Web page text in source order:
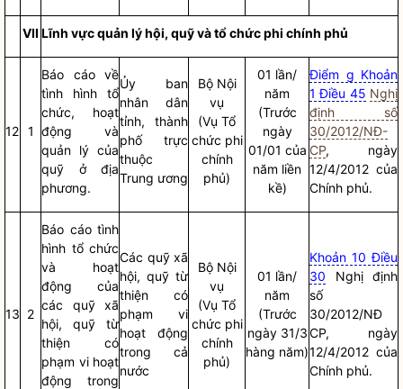
VII Lĩnh vực quản lý hội, quỹ và tổ chức phi chính phủ
12 1
Báo cáovề
tình hình tổ
chức, hoạt
động và
quản lý của
quỹ ở địa
phương.
Ủy ban
nhân dân
tỉnh, thành
phố trực
thuộc
Trung ương
Bộ Nội
vụ
(Vụ Tổ
chức phi
chính
phủ)
01 lần/
năm
(Trước
ngày
01/01 của
năm liền
kề)
Điểm g Khoản
1 Điều 45 Nghị
định số
30/2012/NĐ-
CP, ngày
12/4/2012 của
Chính phủ.
13 2
Báo cáotình
hình tổ chức
và hoạt
động của
các quỹ xã
hội, quỹ từ
thiện có
phạm vi hoạt
động trong
Các quỹ xã
hội, quỹ từ
thiện có
phạm vi
hoạt động
trong cả
nước
Bộ Nội
vụ
(Vụ Tổ
chức phi
chính
phủ)
01 lần/
năm
(Trước
ngày 31/3
hàng năm)
Khoản 10 Điều
30 Nghị định
số
30/2012/NĐ
CP, ngày
12/4/2012 của
Chính phủ.